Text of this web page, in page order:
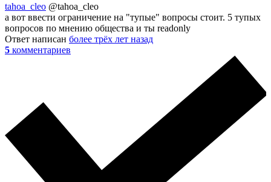
tahoa_cleo @tahoa_cleo
а вот ввести ограничение на "тупые" вопросы стоит. 5 тупых
вопросов по мнению общества и ты readonly
Ответ написан более трёх лет назад
5 комментариев